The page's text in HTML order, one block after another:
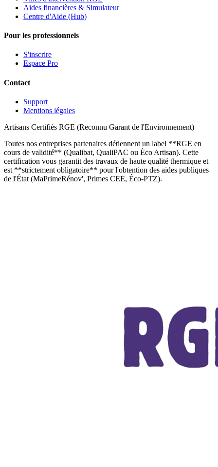
Aides financières & Simulateur
Centre d'Aide (Hub)
Pour les professionnels
S'inscrire
Espace Pro
Contact
Support
Mentions légales
Artisans Certifiés RGE (Reconnu Garant de l'Environnement)
Toutes nos entreprises partenaires détiennent un label **RGE en
cours de validité** (Qualibat, QualiPAC ou Éco Artisan). Cette
certification vous garantit des travaux de haute qualité thermique et
est **strictement obligatoire** pour l'obtention des aides publiques
de l'État (MaPrimeRénov', Primes CEE, Éco-PTZ).